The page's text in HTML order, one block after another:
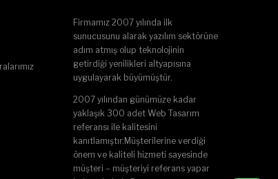
Firmamız 2007 yılında ilk
sunucusunu alarak yazılım sektörüne
adım atmış olup teknolojinin
getirdiği yenilikleri altyapısına
uygulayarak büyümüştür.
2007 yılından günümüze kadar
yaklaşık 300 adet Web Tasarım
referansı ile kalitesini
kanıtlamıştır.Müşterilerine verdiği
önem ve kaliteli hizmeti sayesinde
müşteri – müşteriyi referans yapar